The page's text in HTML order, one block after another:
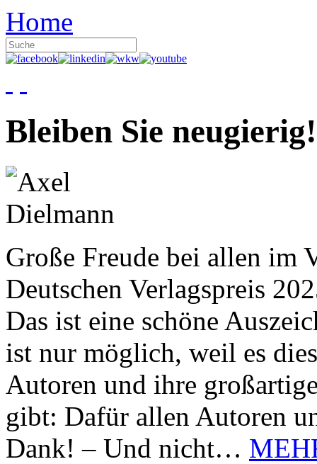
Home
Bleiben Sie neugierig!
Große Freude bei allen im
Deutschen Verlagspreis
Das ist eine schöne
ist nur möglich, weil es
Autoren und ihre
gibt: Dafür allen Autoren
Dank! – Und nicht…